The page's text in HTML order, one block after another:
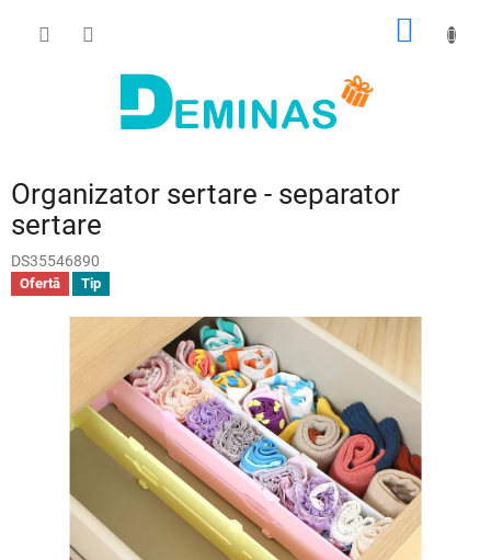
COŞ
Organizator sertare - separator
sertare
DS35546890
Ofertă Tip